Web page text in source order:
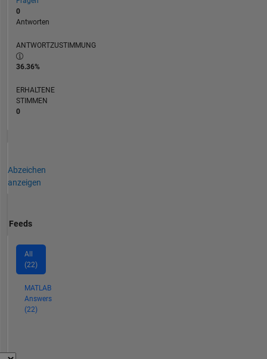
0
Antworten
ANTWORTZUSTIMMUNG
36.36%
ERHALTENE
STIMMEN
0
Abzeichen
anzeigen
Feeds
All
(22)
MATLAB
Answers
(22)